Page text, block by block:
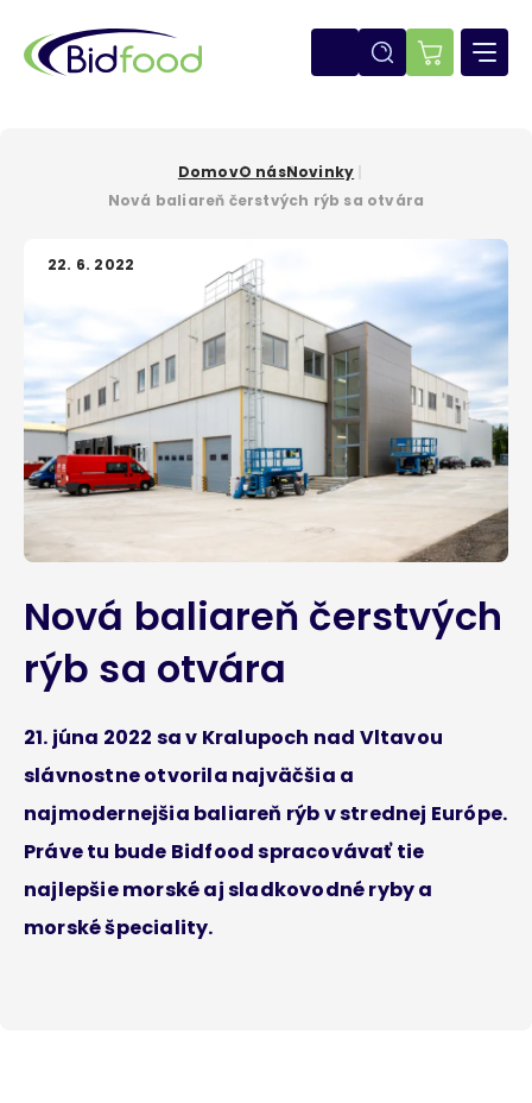
hlavný
obsah
E-
Omrvinka
DomovO násNovinky
Nová baliareň čerstvých rýb sa otvára
22. 6. 2022
Nová baliareň čerstvých
rýb sa otvára
21. júna 2022 sa v Kralupoch nad Vltavou
slávnostne otvorila najväčšia a
najmodernejšia baliareň rýb v strednej Európe.
Práve tu bude Bidfood spracovávať tie
najlepšie morské aj sladkovodné ryby a
morské špeciality.